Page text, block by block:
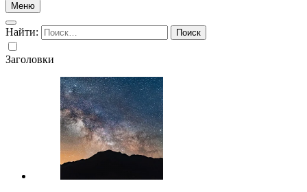
Меню
Найти:
Заголовки